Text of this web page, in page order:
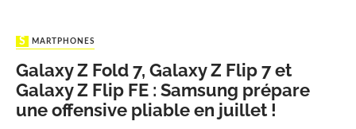
SMARTPHONES
Galaxy Z Fold 7, Galaxy Z Flip 7 et
Galaxy Z Flip FE : Samsung prépare
une offensive pliable en juillet !